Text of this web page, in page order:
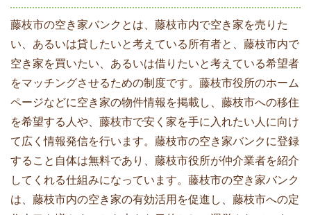
藤枝市の空き家バンクとは、藤枝市内で空き家を売りた
い、あるいは貸したいと考えている所有者と、藤枝市内で
空き家を買いたい、あるいは借りたいと考えている希望者
をマッチングさせるための制度です。藤枝市役所のホーム
ページなどに空き家の物件情報を掲載し、藤枝市への移住
を希望する人や、藤枝市で安く家を手に入れたい人に向け
て広く情報発信を行います。藤枝市の空き家バンクに登録
すること自体は無料であり、藤枝市役所が仲介業者を紹介
してくれる仕組みになっています。藤枝市の空き家バンク
は、藤枝市内の空き家の有効活用を促進し、藤枝市への定